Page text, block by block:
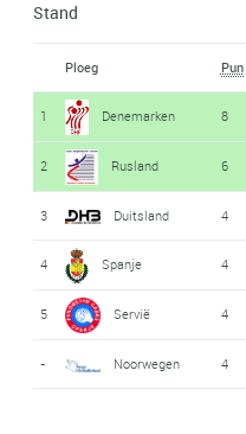
Stand
Ploeg Pun
1 Denemarken 8
2 Rusland 6
3 Duitsland 4
4 Spanje 4
5 Servië 4
- Noorwegen 4